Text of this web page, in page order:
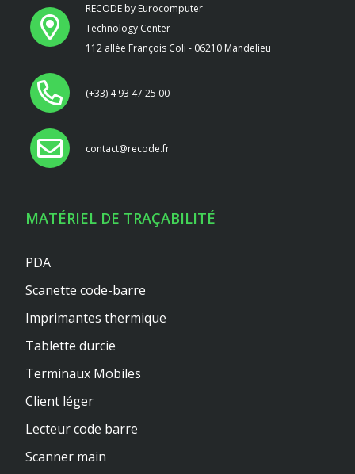
RECODE by Eurocomputer
Technology Center
112 allée François Coli - 06210 Mandelieu
(+33) 4 93 47 25 00
contact@recode.fr
MATÉRIEL DE TRAÇABILITÉ
PDA
Scanette code-barre
Imprimantes thermique
Tablette durcie
Terminaux Mobiles
Client léger
Lecteur code barre
Scanner main